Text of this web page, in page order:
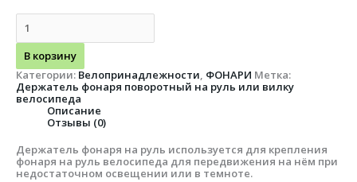
В корзину
Категории: Велопринадлежности, ФОНАРИ Метка:
Держатель фонаря поворотный на руль или вилку
велосипеда
Описание
Отзывы (0)
Держатель фонаря на руль используется для крепления
фонаря на руль велосипеда для передвижения на нём при
недостаточном освещении или в темноте.